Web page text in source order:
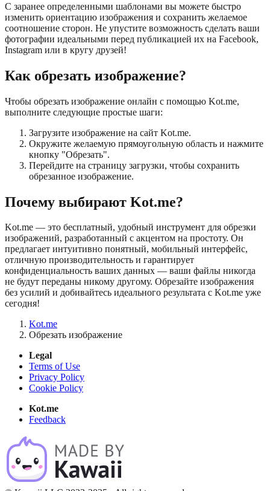
С заранее определенными шаблонами вы можете быстро
изменить ориентацию изображения и сохранить желаемое
соотношение сторон. Не упустите возможность сделать ваши
фотографии идеальными перед публикацией их на Facebook,
Instagram или в кругу друзей!
Как обрезать изображение?
Чтобы обрезать изображение онлайн с помощью Kot.me,
выполните следующие простые шаги:
Загрузите изображение на сайт Kot.me.
Окружите желаемую прямоугольную область и нажмите
кнопку "Обрезать".
Перейдите на страницу загрузки, чтобы сохранить
обрезанное изображение.
Почему выбирают Kot.me?
Kot.me — это бесплатный, удобный инструмент для обрезки
изображений, разработанный с акцентом на простоту. Он
предлагает интуитивно понятный, мобильный интерфейс,
отличную производительность и гарантирует
конфиденциальность ваших данных — ваши файлы никогда
не будут переданы никому другому. Обрезайте изображения
без усилий и добивайтесь идеального результата с Kot.me уже
сегодня!
Kot.me
Обрезать изображение
Legal
Terms of Use
Privacy Policy
Cookie Policy
Kot.me
Feedback